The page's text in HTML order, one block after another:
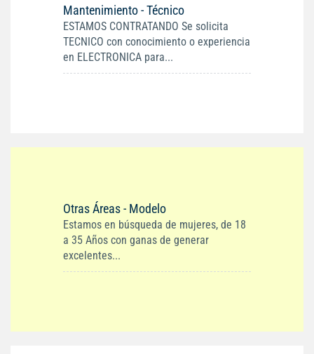
Mantenimiento - Técnico
ESTAMOS CONTRATANDO Se solicita
TECNICO con conocimiento o experiencia
en ELECTRONICA para...
Otras Áreas - Modelo
Estamos en búsqueda de mujeres, de 18
a 35 Años con ganas de generar
excelentes...